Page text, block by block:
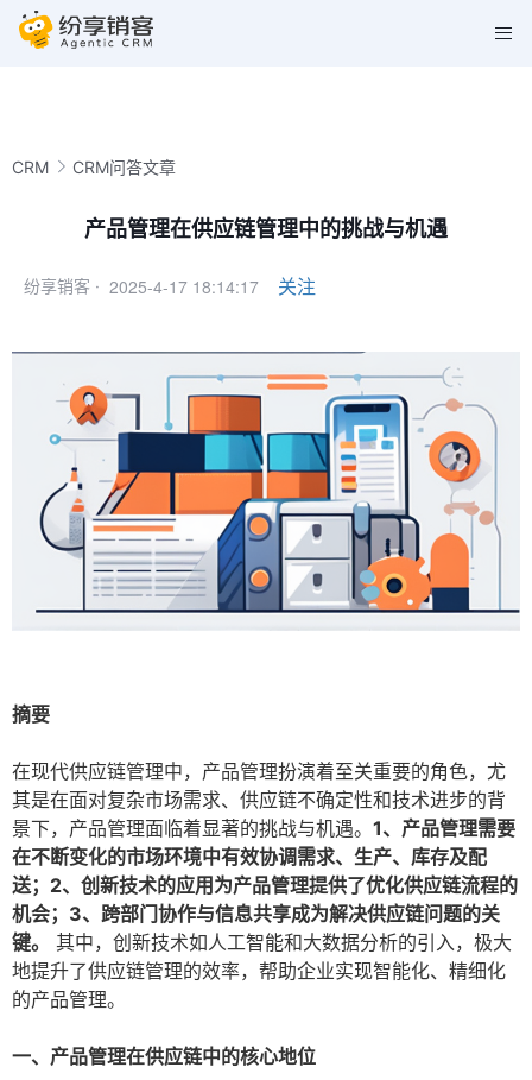
CRM CRM问答文章
产品管理在供应链管理中的挑战与机遇
纷享销客 · 2025-4-17 18:14:17 关注
摘要
在现代供应链管理中，产品管理扮演着至关重要的角色，尤
其是在面对复杂市场需求、供应链不确定性和技术进步的背
景下，产品管理面临着显著的挑战与机遇。 1、产品管理需要
在不断变化的市场环境中有效协调需求、生产、库存及配
送；2、创新技术的应用为产品管理提供了优化供应链流程的
机会；3、跨部门协作与信息共享成为解决供应链问题的关
键。
其中，创新技术如人工智能和大数据分析的引入，极大
地提升了供应链管理的效率，帮助企业实现智能化、精细化
的产品管理。
一、产品管理在供应链中的核心地位